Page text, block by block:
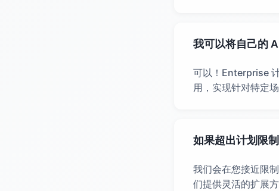
我可以将自己的
可以！Enterprise
用，实现针对特定
如果超出计划限
我们会在您接近限
们提供灵活的扩展方